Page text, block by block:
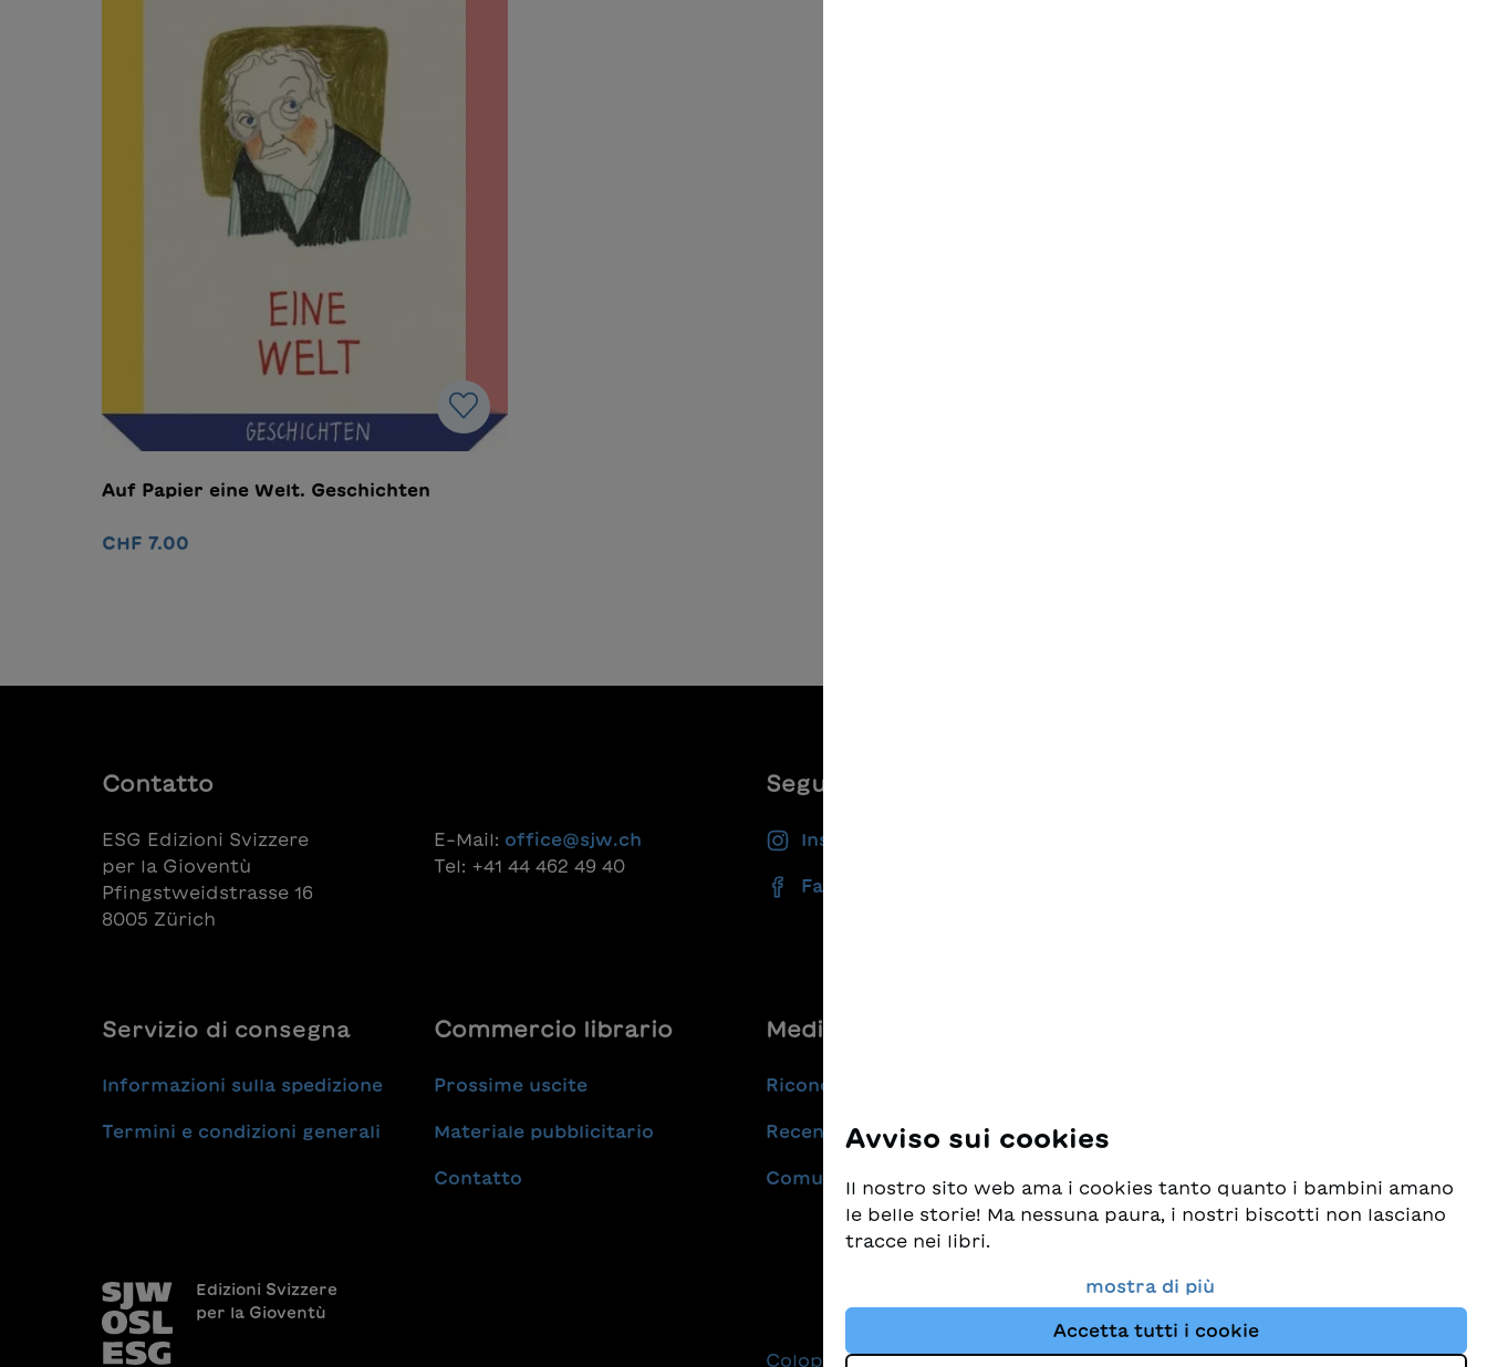
Auf Papier eine Welt. Geschichten
CHF 7.00
Contatto
ESG Edizioni Svizzere
per la Gioventù
Pfingstweidstrasse 16
8005 Zürich
E-Mail: office@sjw.ch
Tel: +41 44 462 49 40
Seguiteci
Instagram
Facebook
Servizio di consegna
Informazioni sulla spedizione
Termini e condizioni generali
Commercio librario
Prossime uscite
Materiale pubblicitario
Contatto
Medie
Riconoscimenti
Recensioni
Comunicati stampa
Edizioni Svizzere
per la Gioventù
Colophon Protezione dei dati
Avviso sui cookies
Il nostro sito web ama i cookies tanto quanto i bambini amano
le belle storie! Ma nessuna paura, i nostri biscotti non lasciano
tracce nei libri.
Prendiamo molto seriamente la protezione dei vostri dati e al
tempo stesso desideriamo che possiate sempre trovare da noi
i migliori libri per bambini. Questo sito Web utilizza cookies e
mostra di più
Accetta tutti i cookie